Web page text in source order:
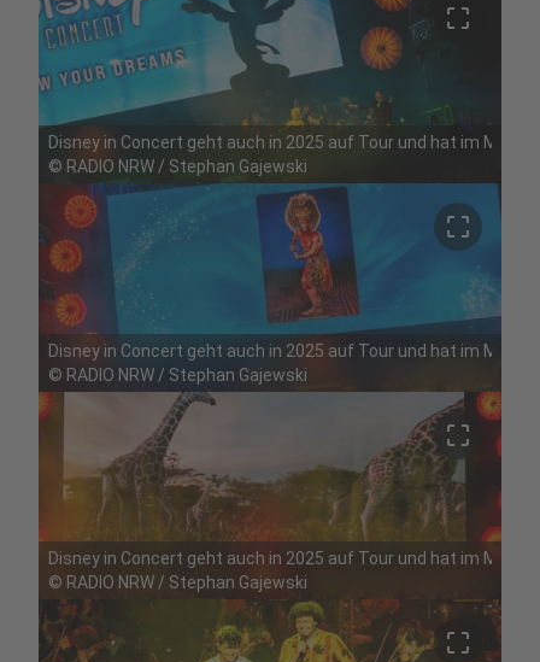
crop_free
Disney in Concert geht auch in 2025 auf Tour und hat im Mai
© RADIO NRW / Stephan Gajewski
crop_free
Disney in Concert geht auch in 2025 auf Tour und hat im Mai
© RADIO NRW / Stephan Gajewski
crop_free
Disney in Concert geht auch in 2025 auf Tour und hat im Mai
© RADIO NRW / Stephan Gajewski
crop_free